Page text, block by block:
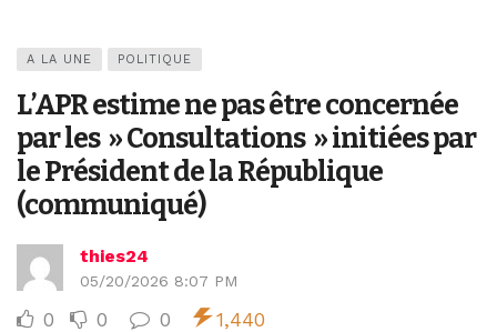
A LA UNE POLITIQUE
L’APR estime ne pas être concernée
par les » Consultations » initiées par
le Président de la République
(communiqué)
thies24
05/20/2026 8:07 PM
0 0 0 1,440